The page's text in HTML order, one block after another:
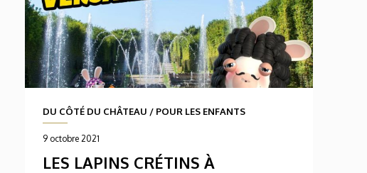
DU CÔTÉ DU CHÂTEAU / POUR LES ENFANTS
9 octobre 2021
LES LAPINS CRÉTINS À